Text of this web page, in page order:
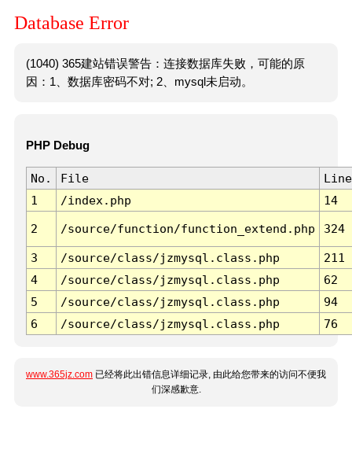
Database Error
(1040) 365建站错误警告：连接数据库失败，可能的原
因：1、数据库密码不对; 2、mysql未启动。
PHP Debug
No. File
Line
1
/index.php 14
2 /source/function/function_extend.php 324
3 /source/class/jzmysql.class.php
211
4
/source/class/jzmysql.class.php
62
5
/source/class/jzmysql.class.php
94
6
/source/class/jzmysql.class.php 76
www.365jz.com 已经将此出错信息详细记录, 由此给您带来的访问不便我
们深感歉意.